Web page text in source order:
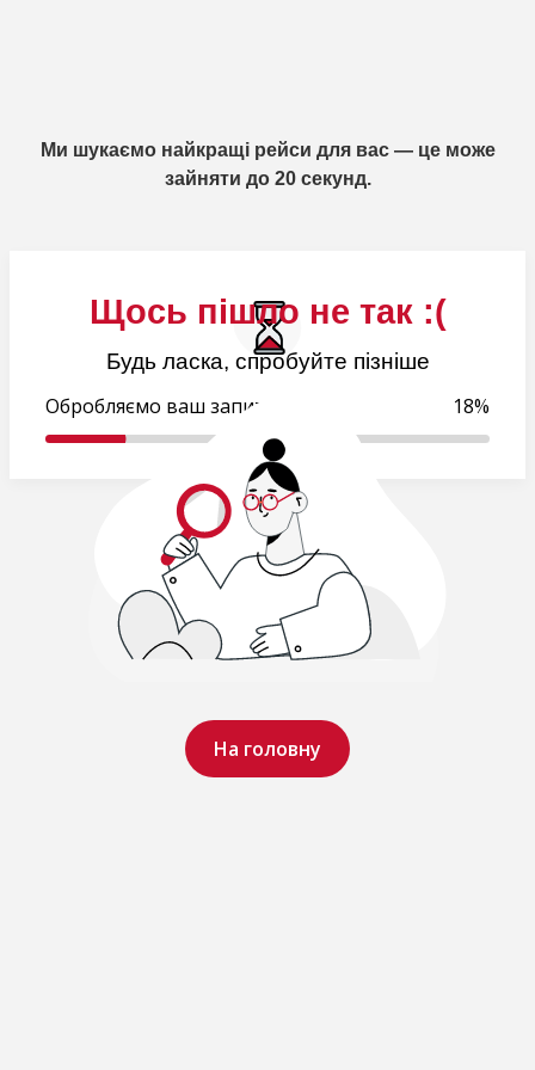
Щось пішло не так :(
Будь ласка, спробуйте пізніше
На головну
Ми шукаємо найкращі рейси для вас — це може
зайняти до 20 секунд.
Обробляємо ваш запит.. 18%